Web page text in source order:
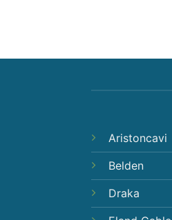
Aristoncavi
Belden
Draka